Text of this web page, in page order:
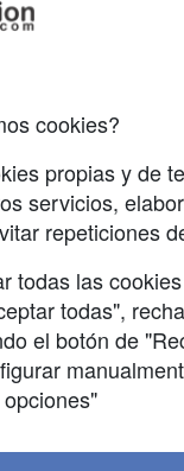
cookies?
propias y de
servicios,
repeticiones
todas las
todas",
el botón de